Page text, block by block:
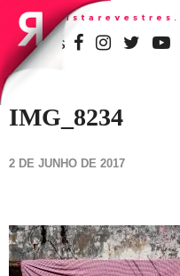
SIGA-NOS
IMG_8234
2 DE JUNHO DE 2017